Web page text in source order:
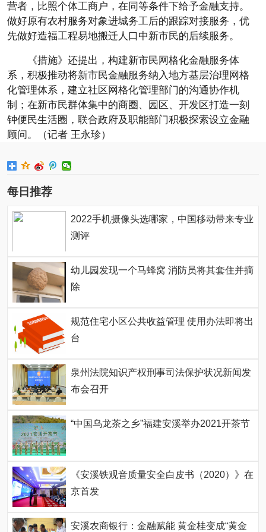
营者，比照个体工商户，在同等条件下给予金融支持。
做好原有农村服务对象进城务工后的跟踪对接服务，优
先做好造福工程易地搬迁人口中新市民的后续服务。
《措施》还提出，构建新市民网格化金融服务体
系，积极推动将新市民金融服务纳入地方基层治理网格
化管理体系，建立社区网格化管理部门的沟通协作机
制；在新市民群体集中的商圈、园区、开发区打造一刻
钟便民生活圈，联合政府及职能部门积极探索设立金融
顾问。（记者 王永珍）
每日推荐
2022手机摄像头选哪家，中国移动带来专业
测评
幼儿园发现一个马蜂窝 消防员将其套住并摘
除
规范住宅小区公共收益管理 使用办法即将出
台
泉州法院知识产权刑事司法保护状况新闻发
布会召开
“中国乌龙茶之乡”福建安溪举办2021开茶节
《安溪铁观音质量安全白皮书（2020）》在
京首发
安溪农商银行：金融赋能 黄金桂变成“黄金